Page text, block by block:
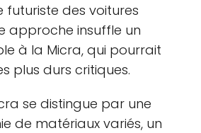
des voitures
approche insuffle un
à la Micra, qui pourrait
plus durs critiques.
se distingue par une
de matériaux variés, un